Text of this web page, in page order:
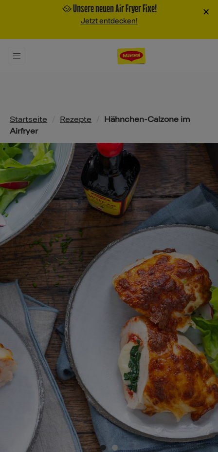
🥘 Unsere neuen Air Fryer Fixe!
Jetzt entdecken!
×
Pfadnavigation
Startseite Rezepte
Hähnchen-Calzone im
Airfryer